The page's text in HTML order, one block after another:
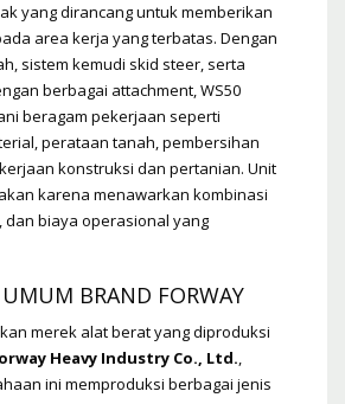
yang dirancang untuk memberikan
area kerja yang terbatas. Dengan
sistem kemudi skid steer, serta
berbagai attachment, WS50
beragam pekerjaan seperti
perataan tanah, pembersihan
konstruksi dan pertanian. Unit
karena menawarkan kombinasi
dan biaya operasional yang
BRAND FORWAY
merek alat berat yang diproduksi
Heavy Industry Co., Ltd.,
ini memproduksi berbagai jenis